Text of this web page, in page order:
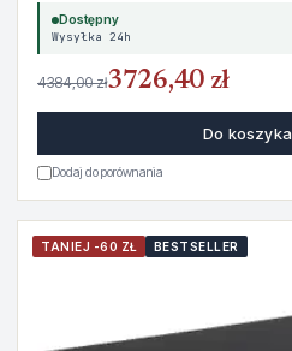
Dostępny
Wysyłka 24h
4384,00 zł3726,40 zł
Do koszyka
Dodaj do porównania
TANIEJ -60 ZŁ BESTSELLER